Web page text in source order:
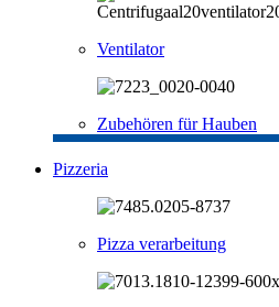
Ventilator
Zubehören für Hauben
Pizzeria
Pizza verarbeitung